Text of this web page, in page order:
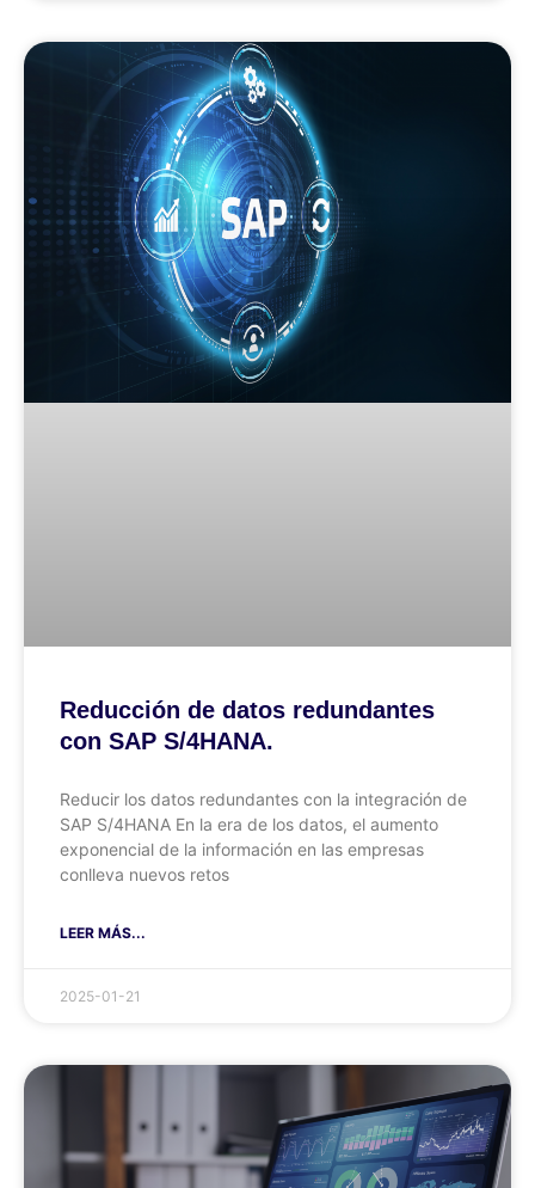
Reducción de datos redundantes
con SAP S/4HANA.
Reducir los datos redundantes con la integración de
SAP S/4HANA En la era de los datos, el aumento
exponencial de la información en las empresas
conlleva nuevos retos
LEER MÁS...
2025-01-21